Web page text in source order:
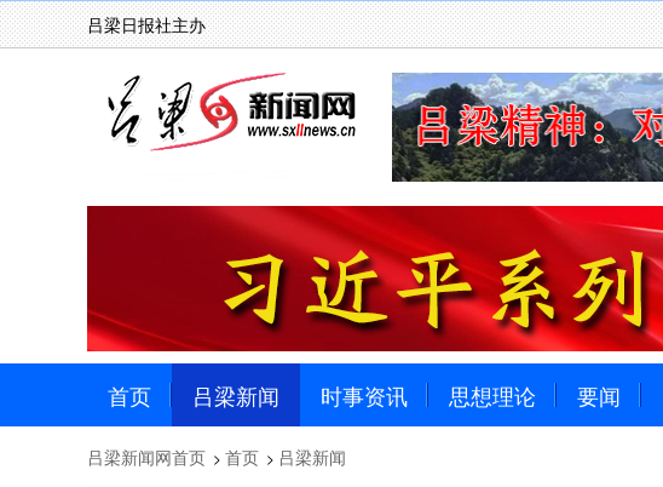
吕梁日报社主办
首页 吕梁新闻 时事资讯 思想理论 要闻
吕梁新闻网首页 > 首页 > 吕梁新闻